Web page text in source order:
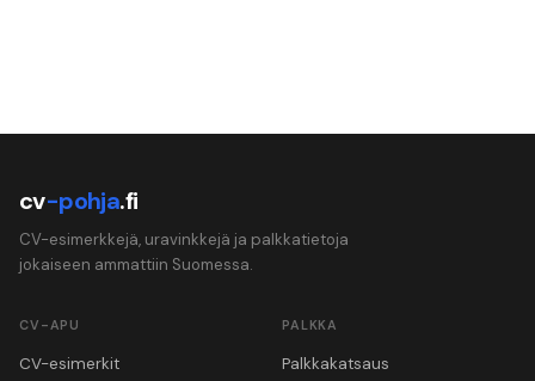
cv-pohja.fi
CV-esimerkkejä, uravinkkejä ja palkkatietoja
jokaiseen ammattiin Suomessa.
CV-APU
CV-esimerkit
PALKKA
Palkkakatsaus